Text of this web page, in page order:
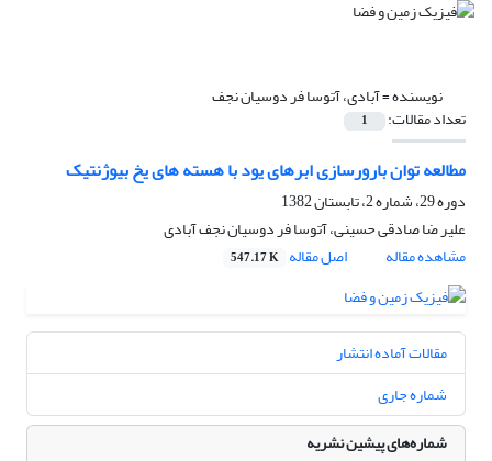
نویسنده =آبادى، آتوسا فر دوسیان نجف
تعداد مقالات: 1
مطالعه توان بارورسازی ابرهای یود با هسته های یخ بیوژنتیک
دوره 29، شماره 2، تابستان 1382
علیر ضا صادقى حسینى، آتوسا فر دوسیان نجف آبادى
مشاهده مقاله
اصل مقاله 547.17 K
مقالات آماده انتشار
شماره جاری
شماره‌های پیشین نشریه